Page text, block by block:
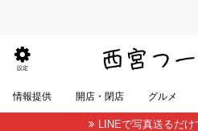
設定
情報提供 開店・閉店 グルメ
LINEで写真送るだ